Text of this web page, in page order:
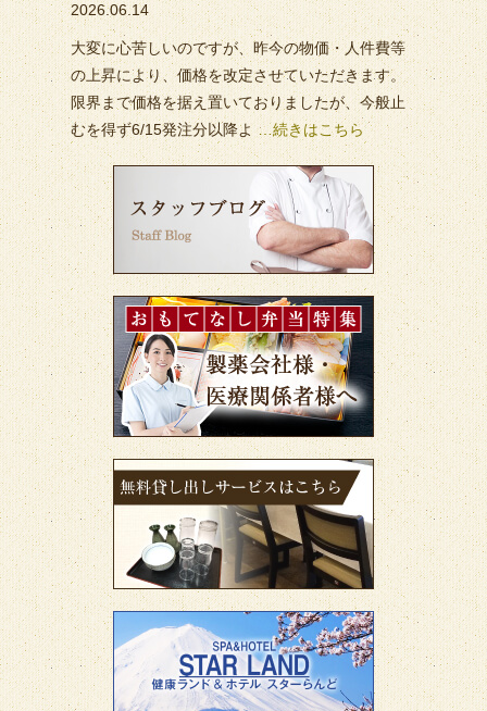
2026.06.14
大変に心苦しいのですが、昨今の物価・人件費等
の上昇により、価格を改定させていただきます。
限界まで価格を据え置いておりましたが、今般止
むを得ず6/15発注分以降よ…続きはこちら